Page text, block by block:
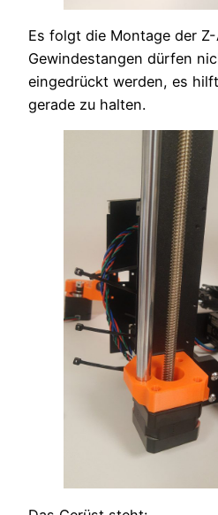
Es folgt die Montage der
Gewindestangen dürfen
eingedrückt werden, es
gerade zu halten.